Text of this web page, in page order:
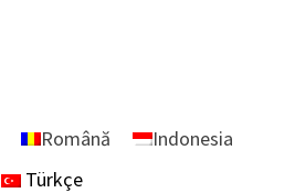
Română
Indonesia
Türkçe